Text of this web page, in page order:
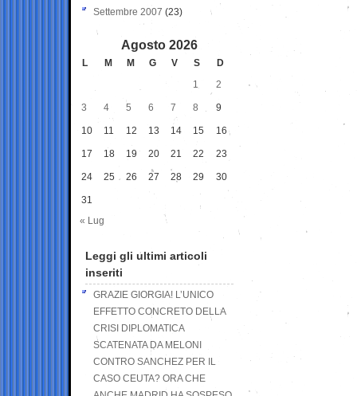
Settembre 2007 (23)
Agosto 2026
L M M G V S
D
1
2
3 4 5 6 7 8 9
10 11 12 13 14 15 16
17 18 19 20 21 22 23
24 25 26 27 28 29 30
31
« Lug
Leggi gli ultimi articoli
inseriti
GRAZIE GIORGIA! L’UNICO
EFFETTO CONCRETO DELLA
CRISI DIPLOMATICA
SCATENATA DA MELONI
CONTRO SANCHEZ PER IL
CASO CEUTA? ORA CHE